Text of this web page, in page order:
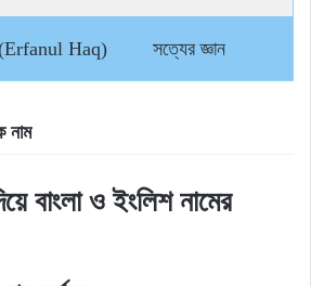
Haq) সত্যের জ্ঞান
নাম
বাংলা ও ইংলিশ নামের